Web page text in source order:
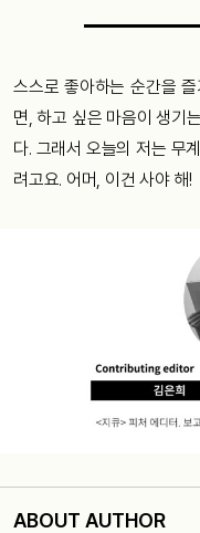
스스로 좋아하는 순간을
면, 하고 싶은 마음이 생기
다. 그래서 오늘의 저는 무
려고요. 어머, 이건 사야 해!
ABOUT AUTHOR